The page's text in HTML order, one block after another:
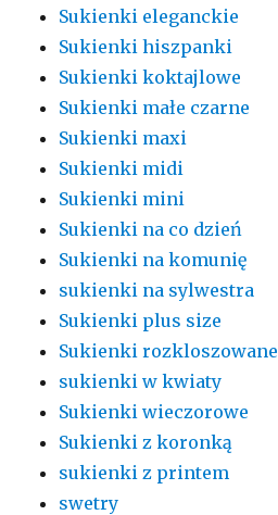
Sukienki eleganckie
Sukienki hiszpanki
Sukienki koktajlowe
Sukienki małe czarne
Sukienki maxi
Sukienki midi
Sukienki mini
Sukienki na co dzień
Sukienki na komunię
sukienki na sylwestra
Sukienki plus size
Sukienki rozkloszowane
sukienki w kwiaty
Sukienki wieczorowe
Sukienki z koronką
sukienki z printem
swetry